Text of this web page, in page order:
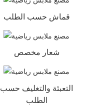
قماش حسب الطلب
شعار مخصص
التعبئة والتغليف حسب
الطلب